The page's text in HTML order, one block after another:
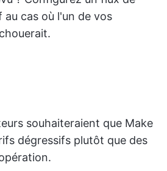
cas où l'un de vos
souhaiteraient que Make
dégressifs plutôt que des